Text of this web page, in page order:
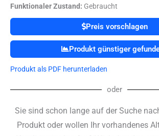
Funktionaler Zustand: Gebraucht
Preis vorschlagen
Produkt günstiger
Produkt als PDF herunterladen
oder
Sie sind schon lange auf der Suche
Produkt oder wollen Ihr vorhandenes